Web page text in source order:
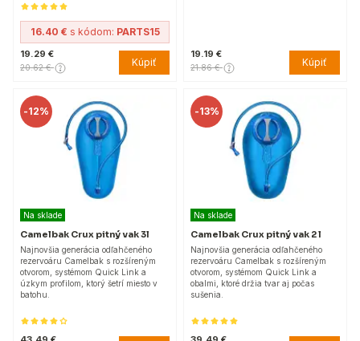
16.40 € s kódom: PARTS15
19.29 €
20.62 € Kúpiť
19.19 €
21.86 € Kúpiť
-12%
Na sklade
Camelbak Crux pitný vak 3l
Najnovšia generácia odľahčeného
rezervoáru Camelbak s rozšíreným
otvorom, systémom Quick Link a
úzkym profilom, ktorý šetrí miesto v
batohu.
-13%
Na sklade
Camelbak Crux pitný vak 2 l
Najnovšia generácia odľahčeného
rezervoáru Camelbak s rozšíreným
otvorom, systémom Quick Link a
obalmi, ktoré držia tvar aj počas
sušenia.